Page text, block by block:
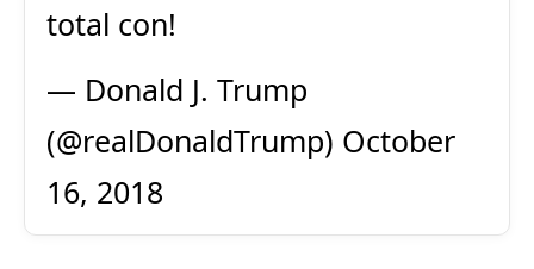
total con!
— Donald J. Trump
(@realDonaldTrump) October
16, 2018